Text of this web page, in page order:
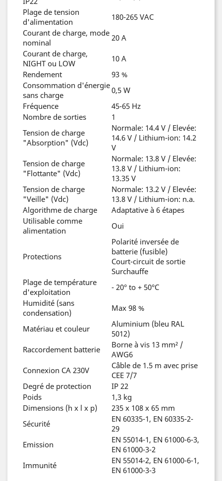
Plage de tension
d'alimentation
180-265 VAC
Courant de charge, mode
nominal
20 A
Courant de charge,
NIGHT ou LOW
10 A
Rendement
93 %
Consommation d'énergie
sans charge
0,5 W
Fréquence
45-65 Hz
Nombre de sorties
1
Tension de charge
"Absorption" (Vdc)
Normale: 14.4 V / Elevée:
14.6 V / Lithium-ion: 14.2
V
Tension de charge
"Flottante" (Vdc)
Normale: 13.8 V / Elevée:
13.8 V / Lithium-ion:
13.35 V
Tension de charge
"Veille" (Vdc)
Normale: 13.2 V / Elevée:
13.8 V / Lithium-ion: n.a.
Algorithme de charge
Adaptative à 6 étapes
Utilisable comme
alimentation
Oui
Protections
Polarité inversée de
batterie (fusible)
Court-circuit de sortie
Surchauffe
Plage de température
d'exploitation
- 20° to + 50°C
Humidité (sans
condensation)
Max 98 %
Matériau et couleur
Aluminium (bleu RAL
5012)
Raccordement batterie
Borne à vis 13 mm² /
AWG6
Connexion CA 230V
Câble de 1.5 m avec prise
CEE 7/7
Degré de protection
IP 22
Poids
1,3 kg
Dimensions (h x l x p)
235 x 108 x 65 mm
Sécurité
EN 60335-1, EN 60335-2-
29
Emission
EN 55014-1, EN 61000-6-3,
EN 61000-3-2
Immunité
EN 55014-2, EN 61000-6-1,
EN 61000-3-3